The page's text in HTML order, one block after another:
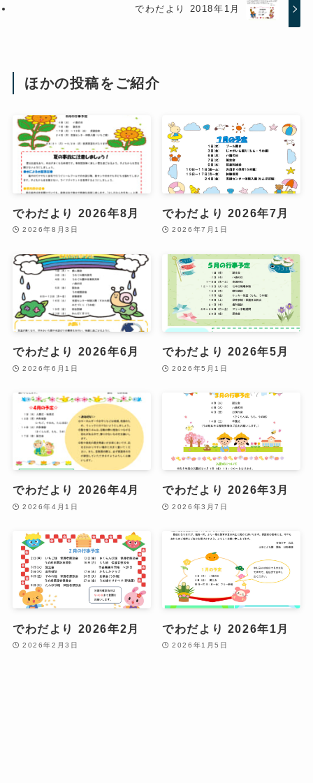
でわだより 2018年1月
ほかの投稿をご紹介
でわだより 2026年8月
2026年8月3日
でわだより 2026年7月
2026年7月1日
でわだより 2026年6月
2026年6月1日
でわだより 2026年5月
2026年5月1日
でわだより 2026年4月
2026年4月1日
でわだより 2026年3月
2026年3月7日
でわだより 2026年2月
2026年2月3日
でわだより 2026年1月
2026年1月5日